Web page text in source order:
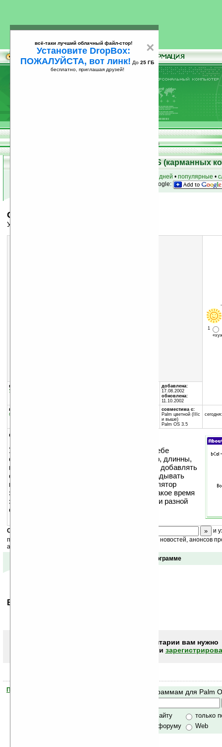
25
Скачать программы для Palm OS (карманных
за 7 дней • популярные •
на Google:
Cal - All-In-One Calculator v1.0
Универсальный калькулятор
1
группы программы:
Утилиты
добавлена:
17.08.2002
обновлена:
11.10.2002
программа:
бесплатная
совместима с:
Palm цветной (IIIc
и выше)
Palm OS 3.5
описание:
Универсальный калькулятор, содержит в себе
стандартный, конвертирующий (температур, длинны,
веса, размера файлов, к сожалению нельзя добавлять
свои единицы ), временной (позволяет складывать
между собой дни, часы и минуты) и калькулятор
загрузки файлов (позволяет посчитать за какое время
загрузится файл определённого размера при разной
скорости).
Скоро
и
получайте ежедневный или еженедельный дайджест новостей, анонсов
акций сайта на ваш почтовый ящик.
Отзывы о программе
Ваше мнение будет первым.
Чтобы писать комментарии вам нужно
или
Помогите Ладошкам стать лучше
Поиск по программам для Palm
только по сайту
только
по сайту и форуму
Web
×
всё-таки лучший облачный файл-стор!
Установите DropBox:
ПОЖАЛУЙСТА, вот линк! До 25 ГБ
бесплатно, приглашая друзей!